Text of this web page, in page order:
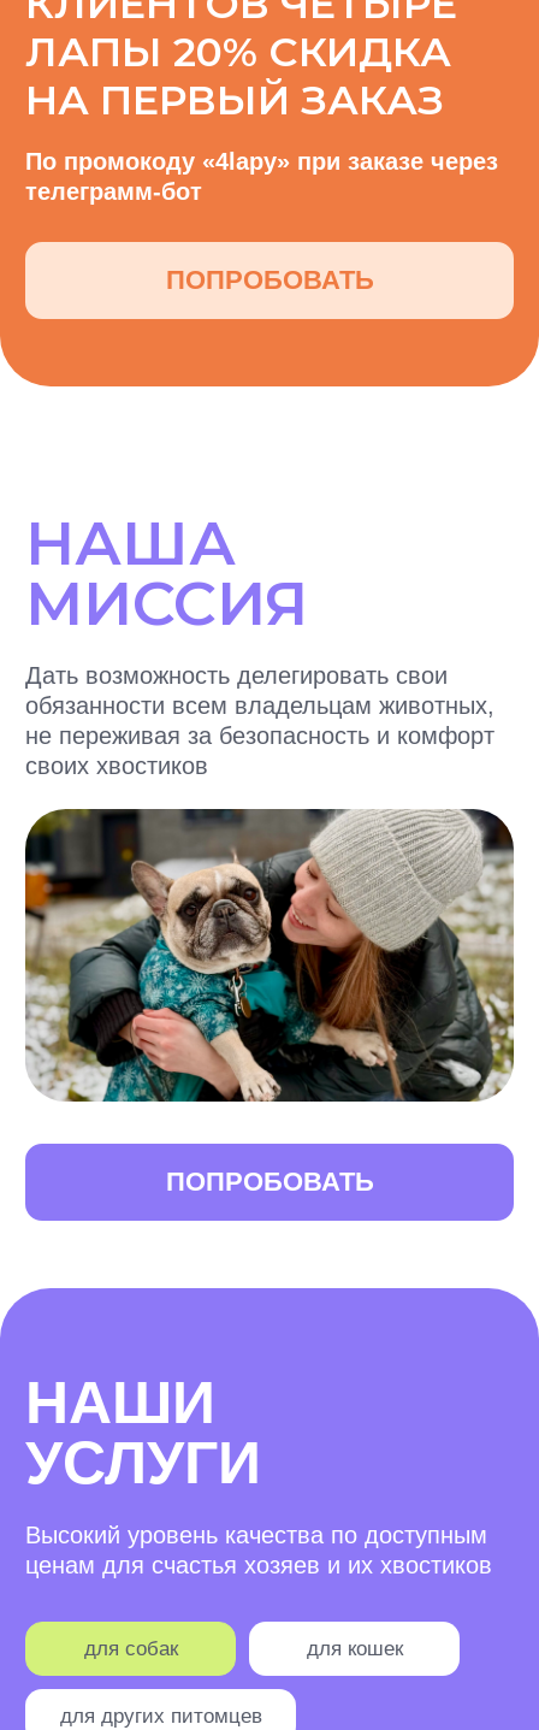
Дать возможность делегировать свои
не переживая за безопасность и комфорт
своих хвостиков
НАШИ
УСЛУГИ
Высокий уровень качества по доступным
ценам для счастья хозяев и их хвостиков
для собак для кошек
ВЫГУЛ
от 630 руб
1790 руб/день
ОТВЕСТИ
К ВЕТЕРИНАРУ
1690 руб